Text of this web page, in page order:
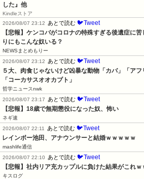
した』他
Kindleストア
2026/08/07 23:12
あとで読む 🐦Tweet
【悲報】ケンコバがコロナの特殊すぎる後遺症に
りにもこんな奴いる？
NEWSまとめもりー
2026/08/07 23:12
あとで読む 🐦Tweet
５大、肉食じゃないけど凶暴な動物「カバ」「アフ
「コーカサスオオカブト」
哲学ニュースnwk
2026/08/07 23:17
あとで読む 🐦Tweet
【悲報】18歳で無期懲役になった奴、怖い
ネギ速
2026/08/07 22:11
あとで読む 🐦Tweet
レインボー池田、アナウンサーと結婚ｗｗｗｗｗ
mashlife通信
2026/08/07 22:10
あとで読む 🐦Tweet
【悲報】社内リア充カップルに負けた結果がこれｗ
キスログ